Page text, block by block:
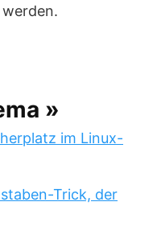
»
im Linux-
Trick, der